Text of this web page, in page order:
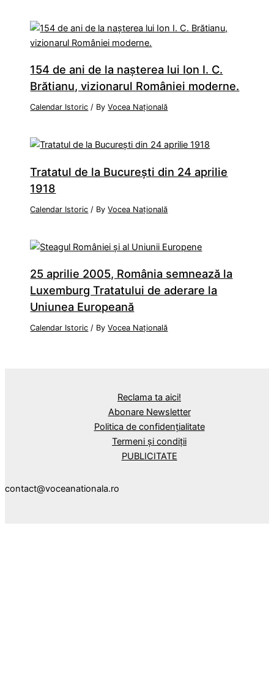
154 de ani de la naşterea lui Ion I. C.
Brătianu, vizionarul României moderne.
Calendar Istoric / ByVocea Națională
Tratatul de la Bucureşti din 24 aprilie
1918
Calendar Istoric / ByVocea Națională
25 aprilie 2005, România semnează la
Luxemburg Tratatului de aderare la
Uniunea Europeană
Calendar Istoric / ByVocea Națională
Reclama ta aici!
Abonare Newsletter
Politica de confidențialitate
Termeni și condiții
PUBLICITATE
contact@voceanationala.ro